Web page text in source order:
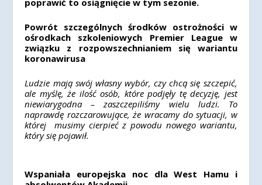
poprawić to osiągnięcie w tym sezonie.
Powrót szczególnych środków ostrożności w
ośrodkach szkoleniowych Premier League w
związku z rozpowszechnianiem się wariantu
koronawirusa
Ludzie mają swój własny wybór, czy chcą się szczepić,
ale myślę, że ilość osób, które podjęły tę decyzję, jest
niewiarygodna – ​​zaszczepiliśmy wielu ludzi. To
naprawdę rozczarowujące, że wracamy do sytuacji, w
której musimy cierpieć z powodu nowego wariantu,
który się pojawił.
Wspaniała europejska noc dla West Hamu i